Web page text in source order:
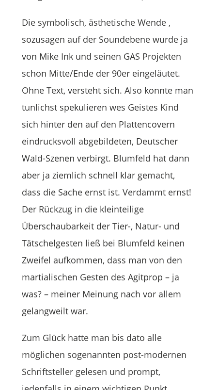
Die symbolisch, ästhetische Wende ,
sozusagen auf der Soundebene wurde ja
von Mike Ink und seinen GAS Projekten
schon Mitte/Ende der 90er eingeläutet.
Ohne Text, versteht sich. Also konnte man
tunlichst spekulieren wes Geistes Kind
sich hinter den auf den Plattencovern
eindrucksvoll abgebildeten, Deutscher
Wald-Szenen verbirgt. Blumfeld hat dann
aber ja ziemlich schnell klar gemacht,
dass die Sache ernst ist. Verdammt ernst!
Der Rückzug in die kleinteilige
Überschaubarkeit der Tier-, Natur- und
Tätschelgesten ließ bei Blumfeld keinen
Zweifel aufkommen, dass man von den
martialischen Gesten des Agitprop – ja
was? – meiner Meinung nach vor allem
gelangweilt war.
Zum Glück hatte man bis dato alle
möglichen sogenannten post-modernen
Schriftsteller gelesen und prompt,